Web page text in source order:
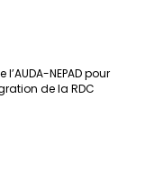
NEPAD pour
de la RDC